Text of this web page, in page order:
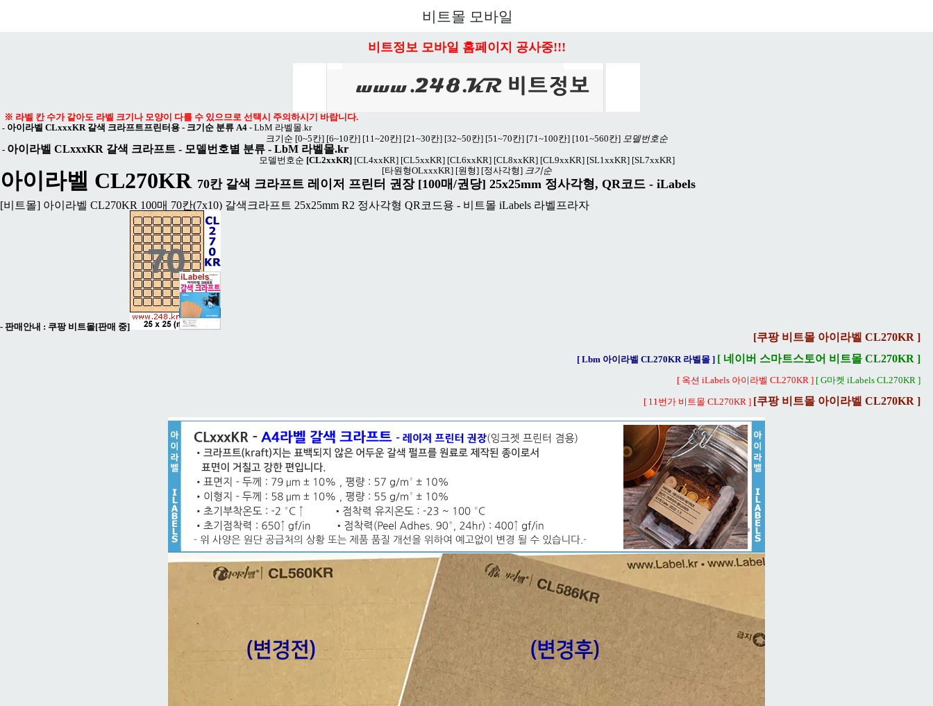
비트몰 모바일
비트정보 모바일 홈페이지 공사중!!!
※ 라벨 칸 수가 같아도 라벨 크기나 모양이 다를 수 있으므로 선택시 주의하시기 바랍니다.
- 아이라벨 CLxxxKR 갈색 크라프트프린터용 - 크기순 분류 A4 - LbM 라벨몰.kr
크기순 [0~5칸] [6~10칸] [11~20칸] [21~30칸] [32~50칸] [51~70칸] [71~100칸] [101~560칸] 모델번호순
- 아이라벨 CLxxxKR 갈색 크라프트 - 모델번호별 분류 - LbM 라벨몰.kr
모델번호순 [CL2xxKR] [CL4xxKR] [CL5xxKR] [CL6xxKR] [CL8xxKR] [CL9xxKR] [SL1xxKR] [SL7xxKR]
[타원형OLxxxKR] [원형] [정사각형] 크기순
아이라벨 CL270KR 70칸 갈색 크라프트 레이저 프린터 권장 [100매/권당] 25x25mm 정사각형, QR코드 - iLabels
[비트몰] 아이라벨 CL270KR 100매 70칸(7x10) 갈색크라프트 25x25mm R2 정사각형 QR코드용 - 비트몰 iLabels 라벨프라자
- 판매안내 : 쿠팡 비트몰[판매 중]
[쿠팡 비트몰 아이라벨 CL270KR ]
[ Lbm 아이라벨 CL270KR 라벨몰 ] [ 네이버 스마트스토어 비트몰 CL270KR ]
[ 옥션 iLabels 아이라벨 CL270KR ] [ G마켓 iLabels CL270KR ]
[ 11번가 비트몰 CL270KR ] [쿠팡 비트몰 아이라벨 CL270KR ]